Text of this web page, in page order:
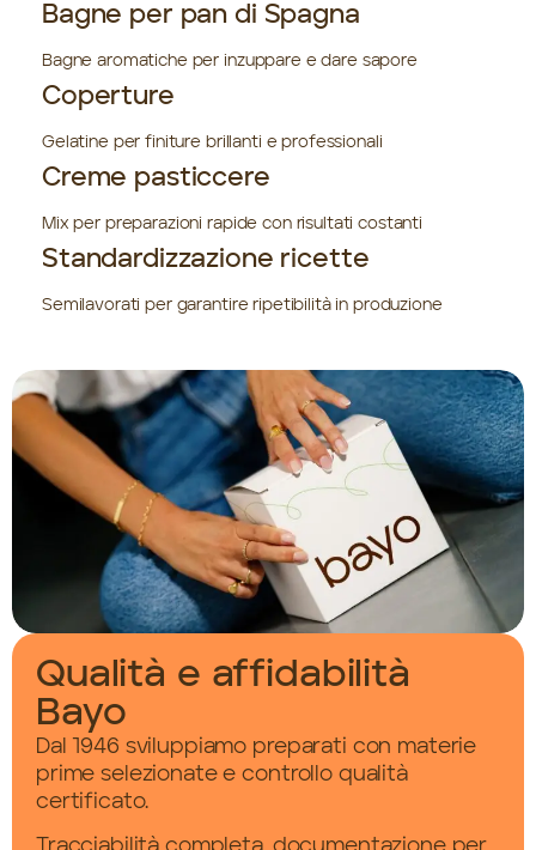
Bagne per pan di Spagna
Bagne aromatiche per inzuppare e dare sapore
Coperture
Gelatine per finiture brillanti e professionali
Creme pasticcere
Mix per preparazioni rapide con risultati costanti
Standardizzazione ricette
Semilavorati per garantire ripetibilità in produzione
Qualità e affidabilità
Bayo
Dal 1946 sviluppiamo preparati con materie
prime selezionate e controllo qualità
certificato.